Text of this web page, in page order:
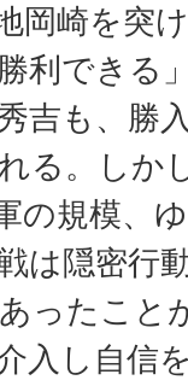
岡崎を突
利できる
吉も、勝
る。しか
の規模、
は隠密行
ったこと
入し自信